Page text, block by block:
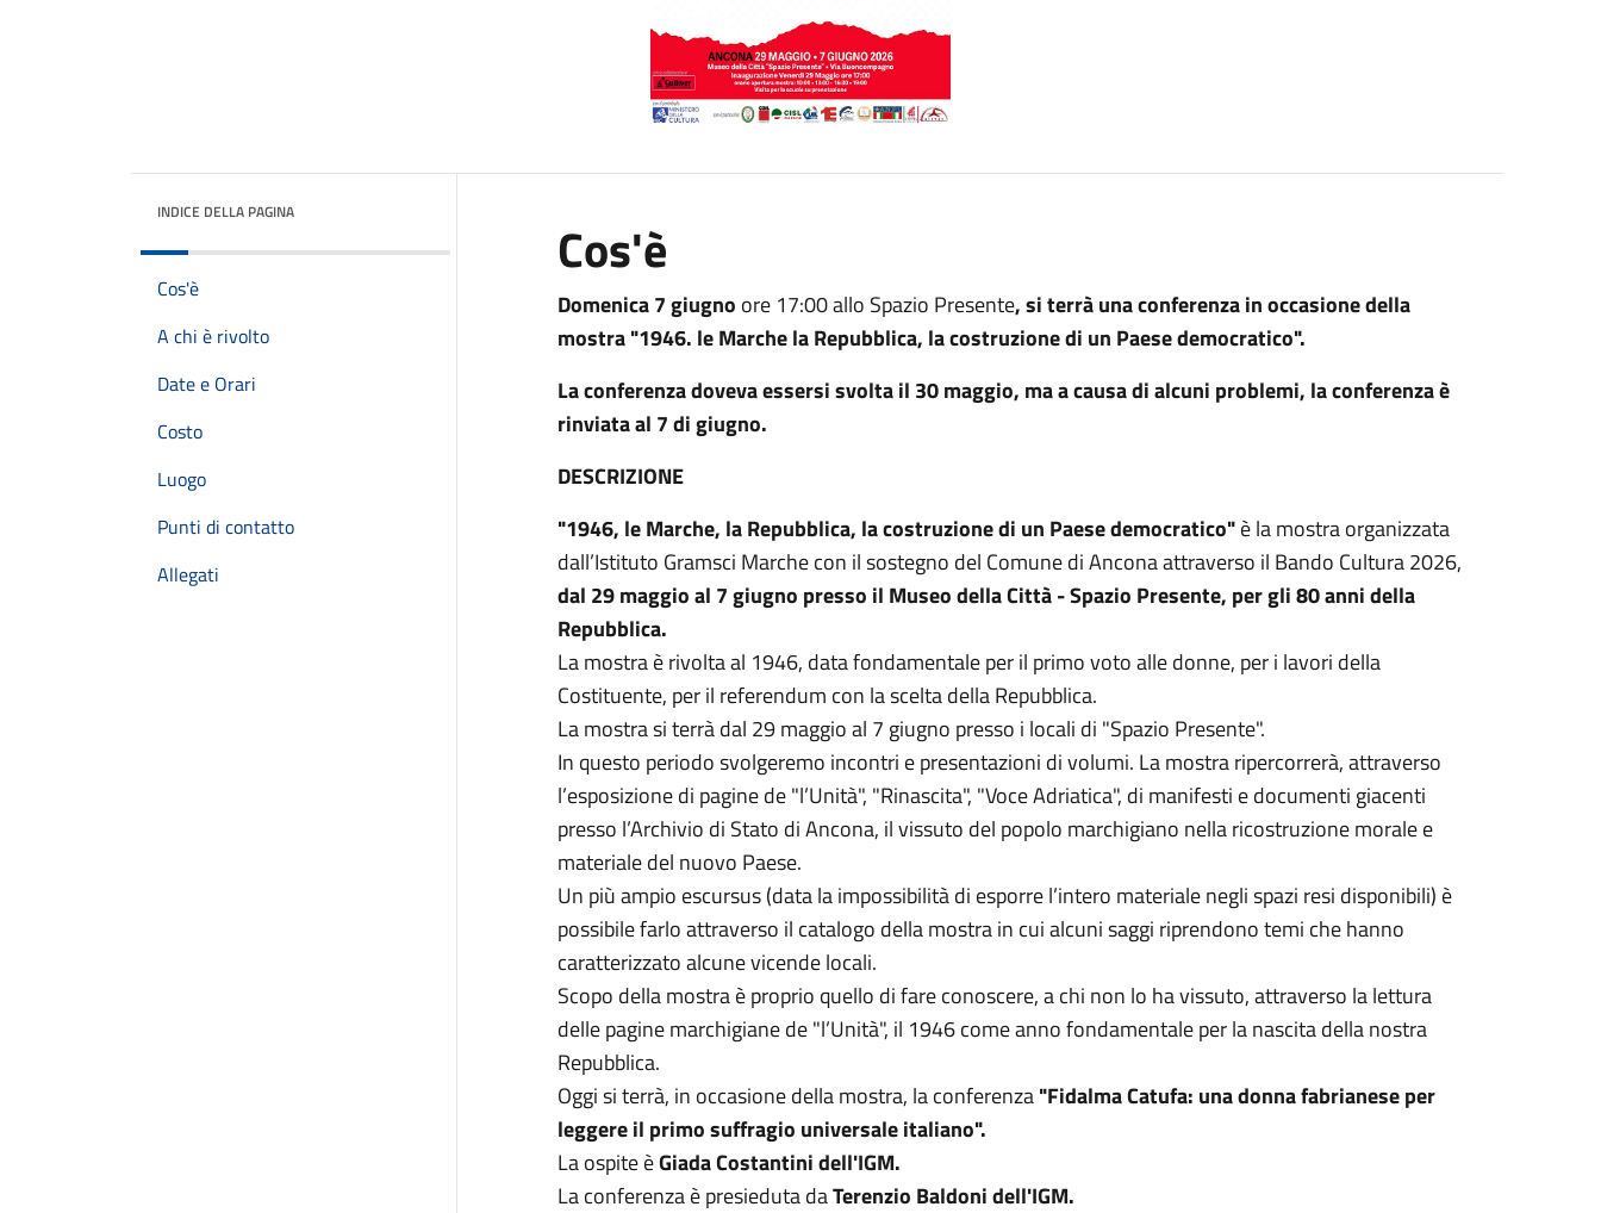
INDICE DELLA PAGINA
Cos'è
A chi è rivolto
Date e Orari
Costo
Luogo
Punti di contatto
Allegati
Cos'è
Domenica 7 giugno ore 17:00 allo Spazio Presente, si terrà una conferenza in occasione della
mostra "1946. le Marche la Repubblica, la costruzione di un Paese democratico".
La conferenza doveva essersi svolta il 30 maggio, ma a causa di alcuni problemi, la conferenza è
rinviata al 7 di giugno.
DESCRIZIONE
"1946, le Marche, la Repubblica, la costruzione di un Paese democratico"è la mostra organizzata
dall’Istituto Gramsci Marche con il sostegno del Comune di Ancona attraverso il Bando Cultura 2026,
dal 29 maggio al 7 giugno presso il Museo della Città - Spazio Presente, per gli 80 anni della
Repubblica.
La mostra è rivolta al 1946, data fondamentale per il primo voto alle donne, per i lavori della
Costituente, per il referendum con la scelta della Repubblica.
La mostra si terrà dal 29 maggio al 7 giugno presso i locali di "Spazio Presente".
In questo periodo svolgeremo incontri e presentazioni di volumi. La mostra ripercorrerà, attraverso
l’esposizione di pagine de "l’Unità", "Rinascita", "Voce Adriatica", di manifesti e documenti giacenti
presso l’Archivio di Stato di Ancona, il vissuto del popolo marchigiano nella ricostruzione morale e
materiale del nuovo Paese.
Un più ampio escursus (data la impossibilità di esporre l’intero materiale negli spazi resi disponibili) è
possibile farlo attraverso il catalogo della mostra in cui alcuni saggi riprendono temi che hanno
caratterizzato alcune vicende locali.
Scopo della mostra è proprio quello di fare conoscere, a chi non lo ha vissuto, attraverso la lettura
delle pagine marchigiane de "l’Unità", il 1946 come anno fondamentale per la nascita della nostra
Repubblica.
Oggi si terrà, in occasione della mostra, la conferenza"Fidalma Catufa: una donna fabrianese per
leggere il primo suffragio universale italiano".
La ospite èGiada Costantini dell'IGM.
La conferenza è presieduta daTerenzio Baldoni dell'IGM.